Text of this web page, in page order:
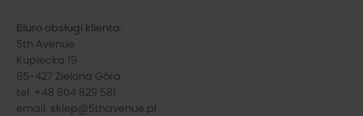
Biuro obsługi klienta:
5th Avenue
Kupiecka 19
65-427 Zielona Góra
tel: +48 604 829 581
email: sklep@5thavenue.pl